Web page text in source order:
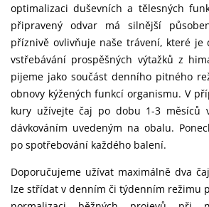
optimalizaci duševních a tělesných
připravený odvar má silnější
příznivě ovlivňuje naše trávení, které je
vstřebávání prospěšných výtažků z
pijeme jako součást denního pitného
obnovy kýžených funkcí organismu. V
kury užívejte čaj po dobu 1-3 měsíců
dávkováním uvedeným na obalu.
po spotřebování každého balení.
Doporučujeme užívat maximálně dva
lze střídat v denním či týdenním režimu